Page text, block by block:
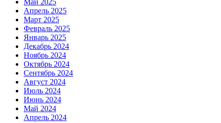
Май 2025
Апрель 2025
Март 2025
Февраль 2025
Январь 2025
Декабрь 2024
Ноябрь 2024
Октябрь 2024
Сентябрь 2024
Август 2024
Июль 2024
Июнь 2024
Май 2024
Апрель 2024